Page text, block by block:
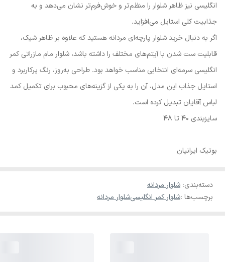
انگلیسی نیز ظاهر شلوار را منظم‌تر و خوش‌فرم‌تر نشان می‌دهد و به
جذابیت کلی استایل می‌افزاید.
اگر به دنبال خرید شلوار پارچه‌ای مردانه هستید که علاوه بر ظاهر شیک،
قابلیت ست شدن با آیتم‌های مختلف را داشته باشد، شلوار مام مازراتی کمر
انگلیسی سرمه‌ای انتخابی مناسب خواهد بود. طراحی به‌روز، رنگ پرکاربرد و
استایل جذاب این مدل، آن را به یکی از گزینه‌های محبوب برای تکمیل کمد
لباس آقایان تبدیل کرده است.
سایزبندی 40 تا 48
بوتیک ایرانیان
دسته‌بندی: شلوار مردانه
برچسب‌ها :شلوار کمر انگلیسیشلوار مردانه